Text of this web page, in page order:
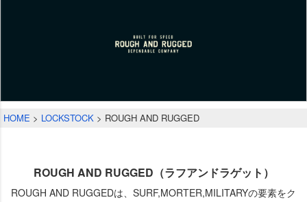
HOME LOCKSTOCK ROUGH AND RUGGED
ROUGH AND RUGGED（ラフアンドラゲット）
ROUGH AND RUGGEDは、SURF,MORTER,MILITARYの要素をク